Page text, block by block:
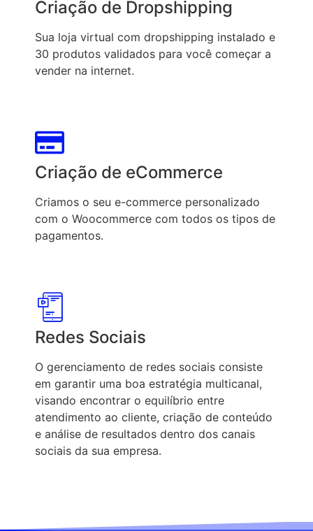
Criação de Dropshipping
Sua loja virtual com dropshipping instalado e
30 produtos validados para você começar a
vender na internet.
Criação de eCommerce
Criamos o seu e-commerce personalizado
com o Woocommerce com todos os tipos de
pagamentos.
Redes Sociais
O gerenciamento de redes sociais consiste
em garantir uma boa estratégia multicanal,
visando encontrar o equilíbrio entre
atendimento ao cliente, criação de conteúdo
e análise de resultados dentro dos canais
sociais da sua empresa.